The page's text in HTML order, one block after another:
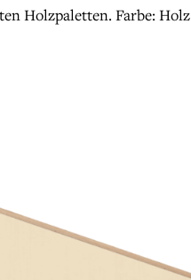
Holzpaletten. Farbe: Holz